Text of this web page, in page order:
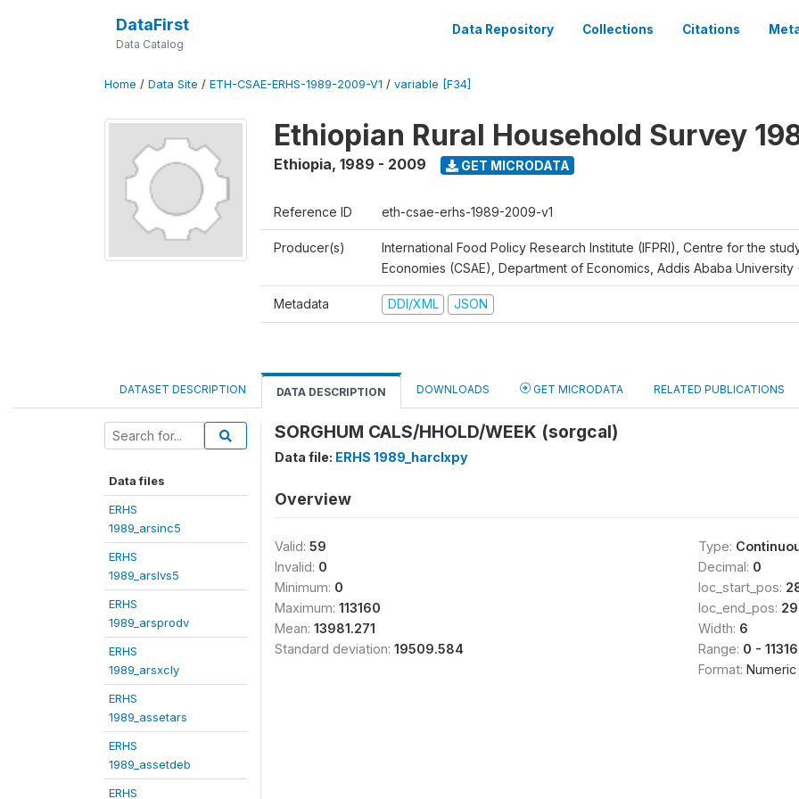
DataFirst
Data Catalog
Data Repository Collections Citations
Home / Data Site / ETH-CSAE-ERHS-1989-2009-V1 / variable [F34]
Ethiopian Rural Household Survey
Ethiopia, 1989 - 2009 GET MICRODATA
Reference ID eth-csae-erhs-1989-2009-v1
Producer(s)
International Food Policy Research Institute (IFPRI), Centre for the
Economies (CSAE), Department of Economics, Addis Ababa University
Metadata DDI/XML JSON
DATASET DESCRIPTION DATA DESCRIPTION DOWNLOADS GET MICRODATA RELATED PUBLICATIONS
Data files
ERHS
1989_arsinc5
ERHS
1989_arslvs5
ERHS
1989_arsprodv
ERHS
1989_arsxcly
ERHS
1989_assetars
ERHS
1989_assetdeb
ERHS
SORGHUM CALS/HHOLD/WEEK (sorgcal)
Data file: ERHS 1989_harclxpy
Overview
Valid: 59
Invalid: 0
Minimum: 0
Maximum: 113160
Mean: 13981.271
Standard deviation: 19509.584
Type:
Decimal: 0
loc_start_pos:
loc_end_pos:
Width: 6
Range: 0 -
Format: Numeric